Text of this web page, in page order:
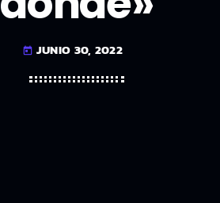
today JUNIO 30, 2022